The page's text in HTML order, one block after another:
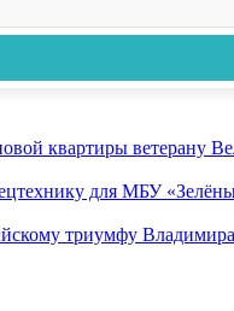
квартиры ветерану
для МБУ
триумфу